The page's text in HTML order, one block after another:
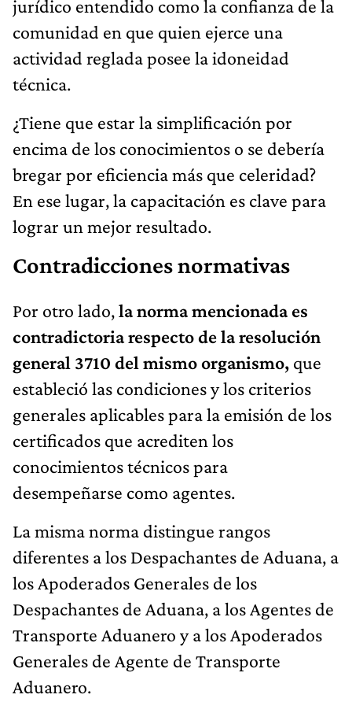
jurídico entendido como la confianza de la
comunidad en que quien ejerce una
actividad reglada posee la idoneidad
técnica.
¿Tiene que estar la simplificación por
encima de los conocimientos o se debería
bregar por eficiencia más que celeridad?
En ese lugar, la capacitación es clave para
lograr un mejor resultado.
Contradicciones normativas
Por otro lado,la norma mencionada es
contradictoria respecto de la resolución
general 3710 del mismo organismo, que
estableció las condiciones y los criterios
generales aplicables para la emisión de los
certificados que acrediten los
conocimientos técnicos para
desempeñarse como agentes.
La misma norma distingue rangos
diferentes a los Despachantes de Aduana, a
los Apoderados Generales de los
Despachantes de Aduana, a los Agentes de
Transporte Aduanero y a los Apoderados
Generales de Agente de Transporte
Aduanero.